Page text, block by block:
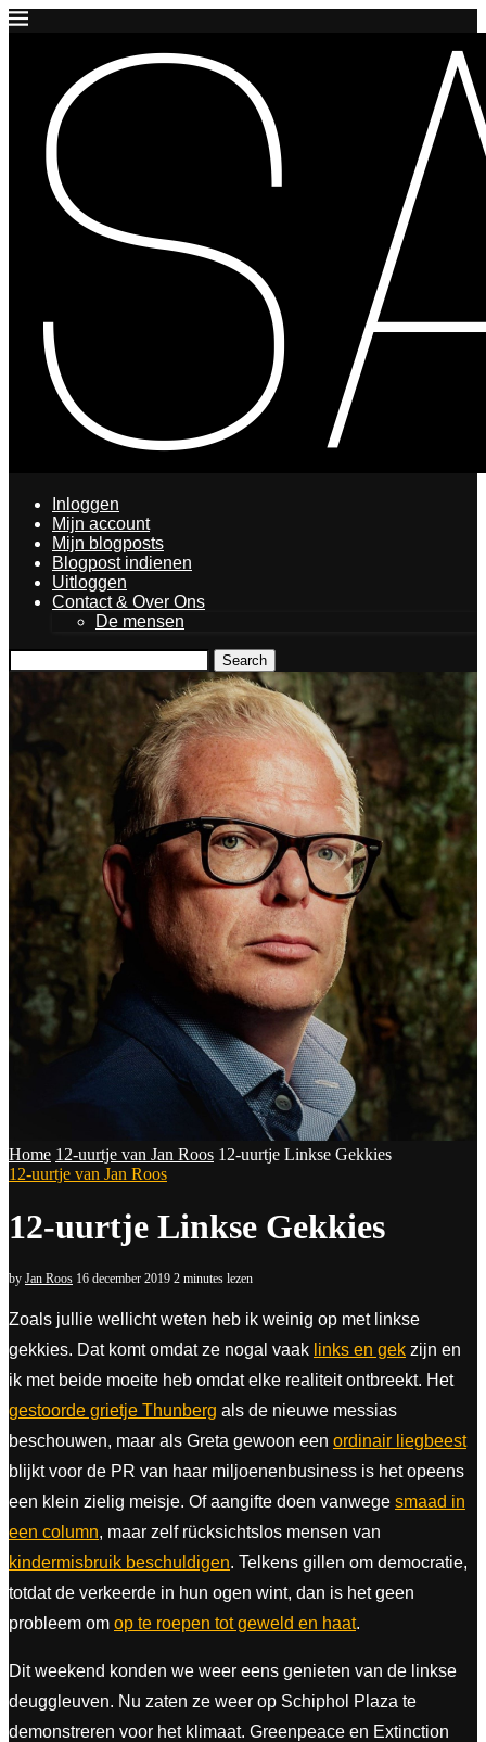
Inloggen
Mijn account
Mijn blogposts
Blogpost indienen
Uitloggen
Contact & Over Ons
De mensen
Search
Home 12-uurtje van Jan Roos 12-uurtje Linkse Gekkies
12-uurtje van Jan Roos
12-uurtje Linkse Gekkies
by Jan Roos 16 december 2019 2 minutes lezen
Zoals jullie wellicht weten heb ik weinig op met linkse
gekkies. Dat komt omdat ze nogal vaak links en gek zijn en
ik met beide moeite heb omdat elke realiteit ontbreekt. Het
gestoorde grietje Thunberg als de nieuwe messias
beschouwen, maar als Greta gewoon een ordinair liegbeest
blijkt voor de PR van haar miljoenenbusiness is het opeens
een klein zielig meisje. Of aangifte doen vanwege smaad in
een column, maar zelf rücksichtslos mensen van
kindermisbruik beschuldigen. Telkens gillen om democratie,
totdat de verkeerde in hun ogen wint, dan is het geen
probleem om op te roepen tot geweld en haat.
Dit weekend konden we weer eens genieten van de linkse
deuggleuven. Nu zaten ze weer op Schiphol Plaza te
demonstreren voor het klimaat. Greenpeace en Extinction